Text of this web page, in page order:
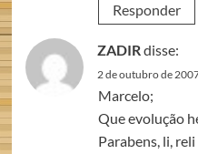
Responder
ZADIRdisse:
2 de outubro de
Marcelo;
Que evolução
Parabens, li,